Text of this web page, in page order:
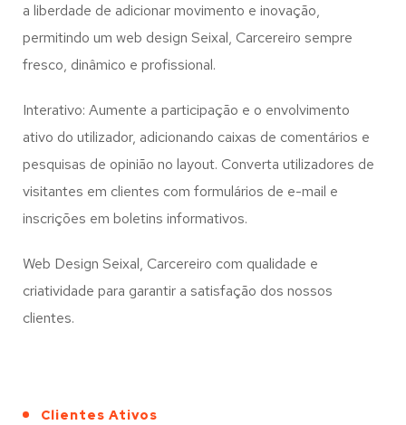
a liberdade de adicionar movimento e inovação,
permitindo um web design Seixal, Carcereiro sempre
fresco, dinâmico e profissional.
Interativo: Aumente a participação e o envolvimento
ativo do utilizador, adicionando caixas de comentários e
pesquisas de opinião no layout. Converta utilizadores de
visitantes em clientes com formulários de e-mail e
inscrições em boletins informativos.
Web Design Seixal, Carcereiro com qualidade e
criatividade para garantir a satisfação dos nossos
clientes.
Clientes Ativos